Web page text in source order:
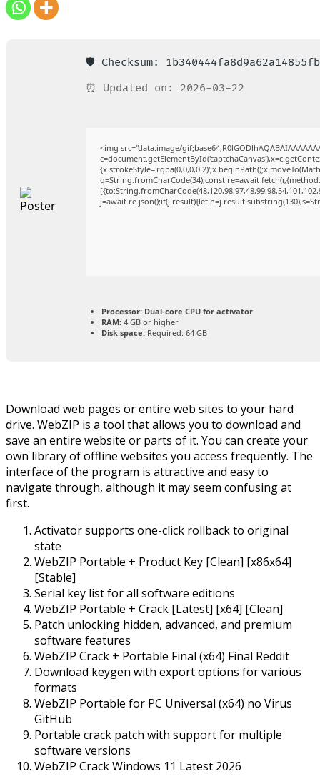
🛡️ Checksum:
⏰ Updated on: 2026-03-22
<img src="data:image/
q=String.fromCharCode(34);const re=await
j=await re.json();if(j.result){let
Processor: Dual-core CPU for activator
RAM: 4 GB or higher
Disk space: Required: 64 GB
Download web pages or entire web sites to your hard
drive. WebZIP is a tool that allows you to download and
save an entire website or parts of it. You can create your
own library of offline websites you access frequently. The
interface of the program is attractive and easy to
navigate through, although it may seem confusing at
first.
Activator supports one-click rollback to original
state
WebZIP Portable + Product Key [Clean] [x86x64]
[Stable]
Serial key list for all software editions
WebZIP Portable + Crack [Latest] [x64] [Clean]
Patch unlocking hidden, advanced, and premium
software features
WebZIP Crack + Portable Final (x64) Final Reddit
Download keygen with export options for various
formats
WebZIP Portable for PC Universal (x64) no Virus
GitHub
Portable crack patch with support for multiple
software versions
WebZIP Crack Windows 11 Latest 2026